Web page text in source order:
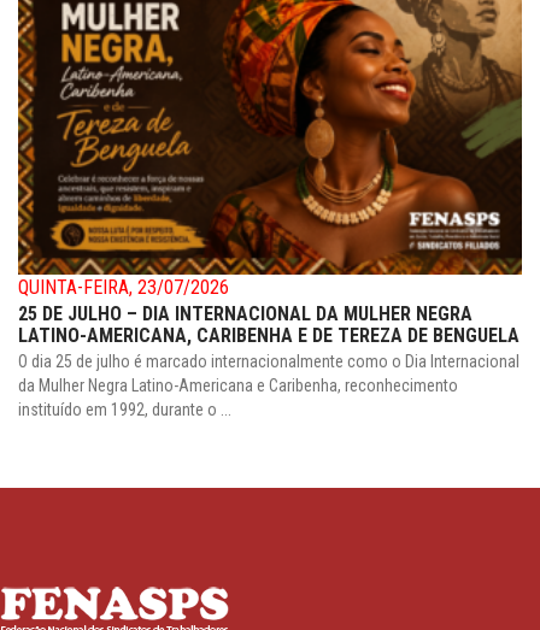
QUINTA-FEIRA, 23/07/2026
25 DE JULHO – DIA INTERNACIONAL DA MULHER NEGRA
LATINO-AMERICANA, CARIBENHA E DE TEREZA DE BENGUELA
O dia 25 de julho é marcado internacionalmente como o Dia Internacional
da Mulher Negra Latino-Americana e Caribenha, reconhecimento
instituído em 1992, durante o ...